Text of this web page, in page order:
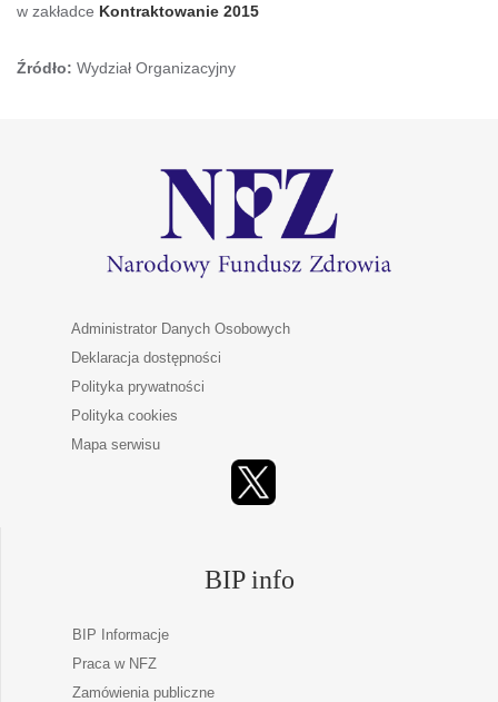
w zakładce Kontraktowanie 2015
Źródło: Wydział Organizacyjny
Administrator Danych Osobowych
Deklaracja dostępności
Polityka prywatności
Polityka cookies
Mapa serwisu
BIP info
BIP Informacje
Praca w NFZ
Zamówienia publiczne